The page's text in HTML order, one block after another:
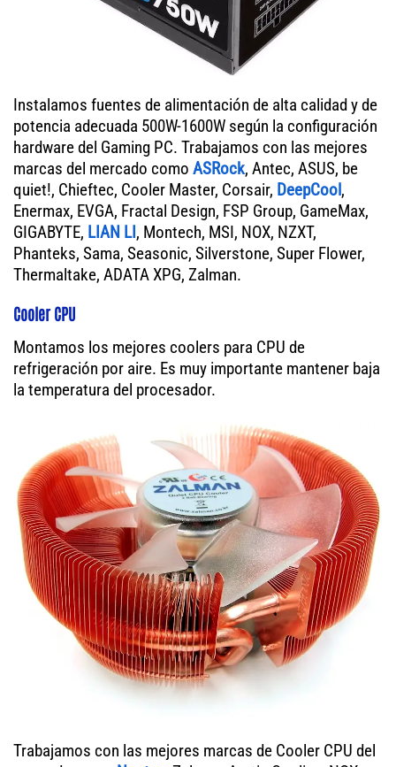
Instalamos fuentes de alimentación de alta calidad y de
potencia adecuada 500W-1600W según la configuración
hardware del Gaming PC. Trabajamos con las mejores
marcas del mercado como ASRock, Antec, ASUS, be
quiet!, Chieftec, Cooler Master, Corsair, DeepCool,
Enermax, EVGA, Fractal Design, FSP Group, GameMax,
GIGABYTE, LIAN LI, Montech, MSI, NOX, NZXT,
Phanteks, Sama, Seasonic, Silverstone, Super Flower,
Thermaltake, ADATA XPG, Zalman.
Cooler CPU
Montamos los mejores coolers para CPU de
refrigeración por aire. Es muy importante mantener baja
la temperatura del procesador.
Trabajamos con las mejores marcas de Cooler CPU del